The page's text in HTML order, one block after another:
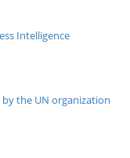
Intelligence
the UN organization